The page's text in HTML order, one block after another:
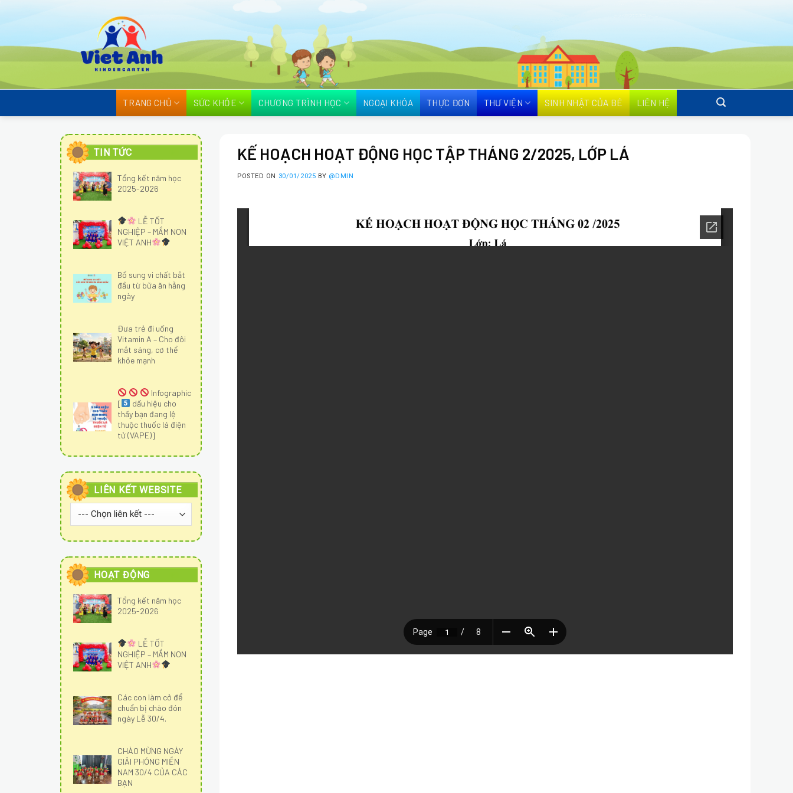
TRANG CHỦ SỨC KHỎE CHƯƠNG TRÌNH HỌC NGOẠI KHÓA THỰC ĐƠN THƯ VIỆN SINH NHẬT CỦA BÉ LIÊN HỆ
TIN TỨC
Tổng kết năm học
2025-2026
LỄ TỐT
NGHIỆP – MẦM NON
VIỆT ANH
Bổ sung vi chất bắt
đầu từ bữa ăn hằng
ngày
Đưa trẻ đi uống
Vitamin A – Cho đôi
mắt sáng, cơ thể
khỏe mạnh
Infographic
[
dấu hiệu cho
thấy bạn đang lệ
thuộc thuốc lá điện
tử (VAPE)]
LIÊN KẾT WEBSITE
HOẠT ĐỘNG
Tổng kết năm học
2025-2026
LỄ TỐT
NGHIỆP – MẦM NON
VIỆT ANH
Các con làm cở để
chuẩn bị chào đón
ngày Lễ 30/4.
CHÀO MỪNG NGÀY
GIẢI PHÓNG MIỀN
NAM 30/4 CỦA CÁC
BẠN
KẾ HOẠCH HOẠT ĐỘNG HỌC TẬP THÁNG 2/2025, LỚP LÁ
POSTED ON 30/01/2025 BY @DMIN